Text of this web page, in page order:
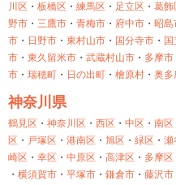
川区 ・ 板橋区 ・ 練馬区 ・ 足立区 ・ 葛飾
野市 ・ 三鷹市 ・ 青梅市 ・ 府中市 ・ 昭島
市 ・ 日野市 ・ 東村山市 ・ 国分寺市 ・
市 ・ 東久留米市 ・ 武蔵村山市 ・ 多摩市
市 ・ 瑞穂町 ・ 日の出町 ・ 檜原村 ・ 奥多
神奈川県
鶴見区 ・ 神奈川区 ・ 西区 ・ 中区 ・ 南区
区 ・ 戸塚区 ・ 港南区 ・ 旭区 ・ 緑区 ・ 瀬
崎区 ・ 幸区 ・ 中原区 ・ 高津区 ・ 多摩区
・ 横須賀市 ・ 平塚市 ・ 鎌倉市 ・ 藤沢市